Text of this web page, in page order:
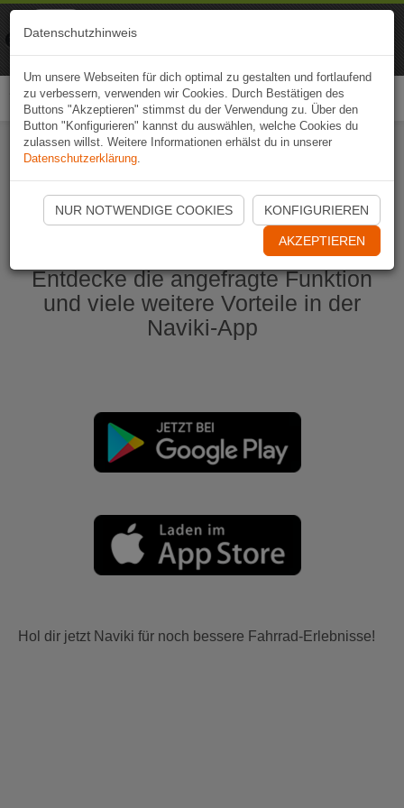
Naviki App jetzt öffnen
Entdecke die angefragte Funktion
und viele weitere Vorteile in der
Naviki-App
Hol dir jetzt Naviki für noch bessere Fahrrad-Erlebnisse!
Datenschutzhinweis
Um unsere Webseiten für dich optimal zu gestalten und fortlaufend
zu verbessern, verwenden wir Cookies. Durch Bestätigen des
Buttons "Akzeptieren" stimmst du der Verwendung zu. Über den
Button "Konfigurieren" kannst du auswählen, welche Cookies du
zulassen willst. Weitere Informationen erhälst du in unserer
Datenschutzerklärung.
NUR NOTWENDIGE COOKIES KONFIGURIEREN
AKZEPTIEREN
Naviki